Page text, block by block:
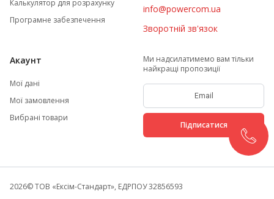
Калькулятор для розрахунку
Програмне забезпечення
info@powercom.ua
Зворотній зв'язок
Акаунт
Мої дані
Мої замовлення
Вибрані товари
Ми надсилатимемо вам тільки
найкращі пропозиції
Підписатися
2026© ТОВ «Ексім-Стандарт», ЕДРПОУ 32856593